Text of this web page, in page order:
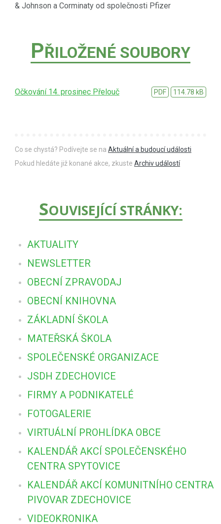
& Johnson a Corminaty od společnosti Pfizer
PŘILOŽENÉ SOUBORY
Očkování 14. prosinec Přelouč PDF 114.78 kB
Co se chystá? Podívejte se na Aktuální a budoucí události
Pokud hledáte již konané akce, zkuste Archiv událostí
SOUVISEJÍCÍ STRÁNKY:
AKTUALITY
NEWSLETTER
OBECNÍ ZPRAVODAJ
OBECNÍ KNIHOVNA
ZÁKLADNÍ ŠKOLA
MATEŘSKÁ ŠKOLA
SPOLEČENSKÉ ORGANIZACE
JSDH ZDECHOVICE
FIRMY A PODNIKATELÉ
FOTOGALERIE
VIRTUÁLNÍ PROHLÍDKA OBCE
KALENDÁŘ AKCÍ SPOLEČENSKÉHO
CENTRA SPYTOVICE
KALENDÁŘ AKCÍ KOMUNITNÍHO CENTRA
PIVOVAR ZDECHOVICE
VIDEOKRONIKA